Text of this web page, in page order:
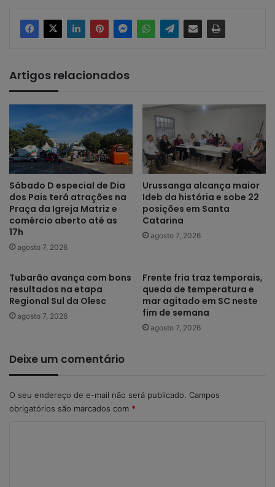
Artigos relacionados
Sábado D especial de Dia
dos Pais terá atrações na
Praça da Igreja Matriz e
comércio aberto até as
17h
agosto 7, 2026
Urussanga alcança maior
Ideb da história e sobe 22
posições em Santa
Catarina
agosto 7, 2026
Tubarão avança com bons
resultados na etapa
Regional Sul da Olesc
agosto 7, 2026
Frente fria traz temporais,
queda de temperatura e
mar agitado em SC neste
fim de semana
agosto 7, 2026
Deixe um comentário
O seu endereço de e-mail não será publicado. Campos
obrigatórios são marcados com *